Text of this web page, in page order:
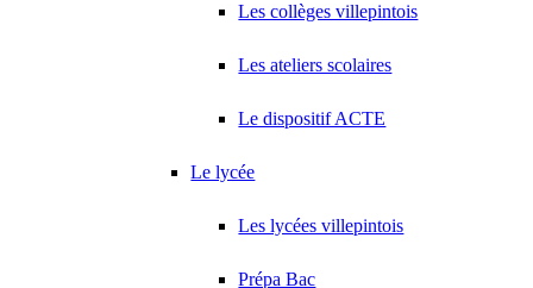
Les collèges villepintois
Les ateliers scolaires
Le dispositif ACTE
Le lycée
Les lycées villepintois
Prépa Bac